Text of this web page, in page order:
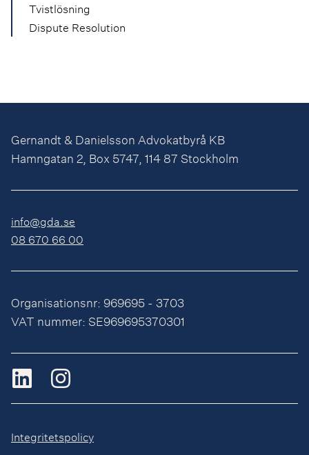
Tvistlösning
Dispute Resolution
Gernandt & Danielsson Advokatbyrå KB
Hamngatan 2, Box 5747, 114 87 Stockholm
info@gda.se
08 670 66 00
Organisationsnr: 969695 - 3703
VAT nummer: SE969695370301
Integritetspolicy